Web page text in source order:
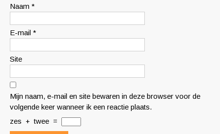
Naam *
E-mail *
Site
Mijn naam, e-mail en site bewaren in deze browser voor de
volgende keer wanneer ik een reactie plaats.
zes + twee =